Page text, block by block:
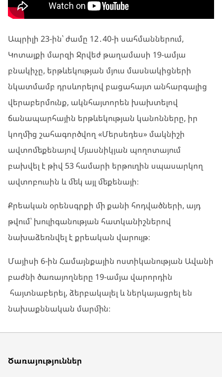
Ապրիլի 23-ին՝ ժամը 12․40-ի սահմաններում,
Կոտայքի մարզի Ջրվեժ թաղամասի 19-ամյա
բնակիչը, երթևեկության մյուս մասնակիցների
նկատմամբ դրսևորելով բացահայտ անհարգալից
վերաբերմունք, ակնհայտորեն խախտելով
ճանապարհային երթևեկության կանոնները, իր
կողմից շահագործվող «Մերսեդես» մակնիշի
ավտոմեքենայով Մյասնիկյան պողոտայում
բախվել է թիվ 53 համարի երթուղին սպասարկող
ավտոբուսին և մեկ այլ մեքենայի։
Քրեական օրենսգրքի մի քանի հոդվածների, այդ
թվում՝ խուլիգանության հատկանիշներով
նախաձեռնվել է քրեական վարույթ։
Մայիսի 6-ին Համայնքային ոստիկանության Ավանի
բաժնի ծառայողները 19-ամյա վարորդին
հայտնաբերել, ձերբակալել և ներկայացրել են
նախաքննական մարմին։
Ծառայություններ